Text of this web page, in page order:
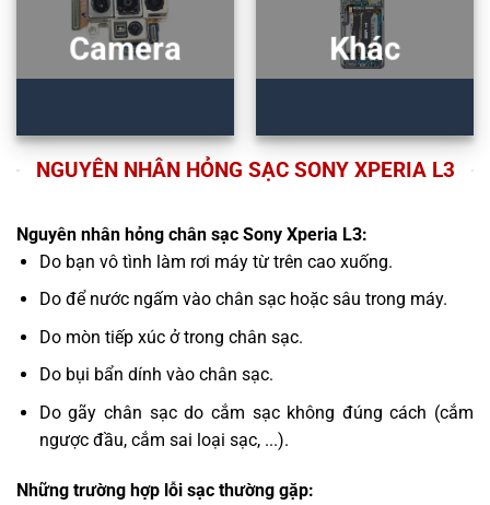
Camera Khác
NGUYÊN NHÂN HỎNG SẠC SONY XPERIA L3
Nguyên nhân hỏng chân sạc Sony Xperia L3:
Do bạn vô tình làm rơi máy từ trên cao xuống.
Do để nước ngấm vào chân sạc hoặc sâu trong máy.
Do mòn tiếp xúc ở trong chân sạc.
Do bụi bẩn dính vào chân sạc.
Do gãy chân sạc do cắm sạc không đúng cách (cắm
ngược đầu, cắm sai loại sạc, ...).
Những trường hợp lỗi sạc thường gặp: